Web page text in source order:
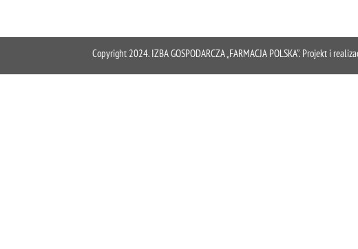
Copyright 2024. IZBA GOSPODARCZA „FARMACJA POLSKA”. Projekt i